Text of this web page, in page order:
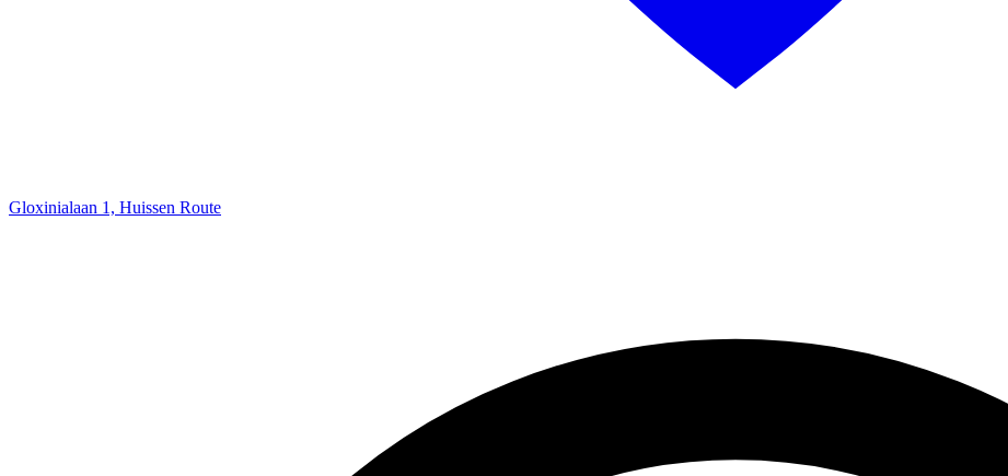
Gloxinialaan 1, Huissen Route